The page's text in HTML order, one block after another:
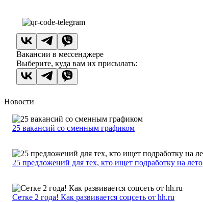
Вакансии в мессенджере
Выберите, куда вам их присылать:
Новости
25 вакансий со сменным графиком
25 предложений для тех, кто ищет подработку на лето
Сетке 2 года! Как развивается соцсеть от hh.ru